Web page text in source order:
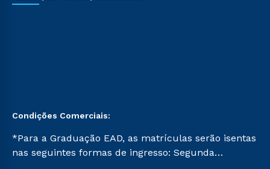
Condições Comerciais:
*Para a Graduação EAD, as matrículas serão isentas
nas seguintes formas de ingresso: Segunda